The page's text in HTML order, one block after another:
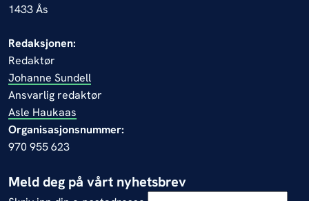
1433 Ås
Redaksjonen:
Redaktør
Johanne Sundell
Ansvarlig redaktør
Asle Haukaas
Organisasjonsnummer:
970 955 623
Meld deg på vårt nyhetsbrev